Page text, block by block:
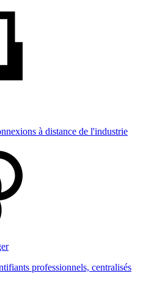
à distance de l'industrie
professionnels, centralisés